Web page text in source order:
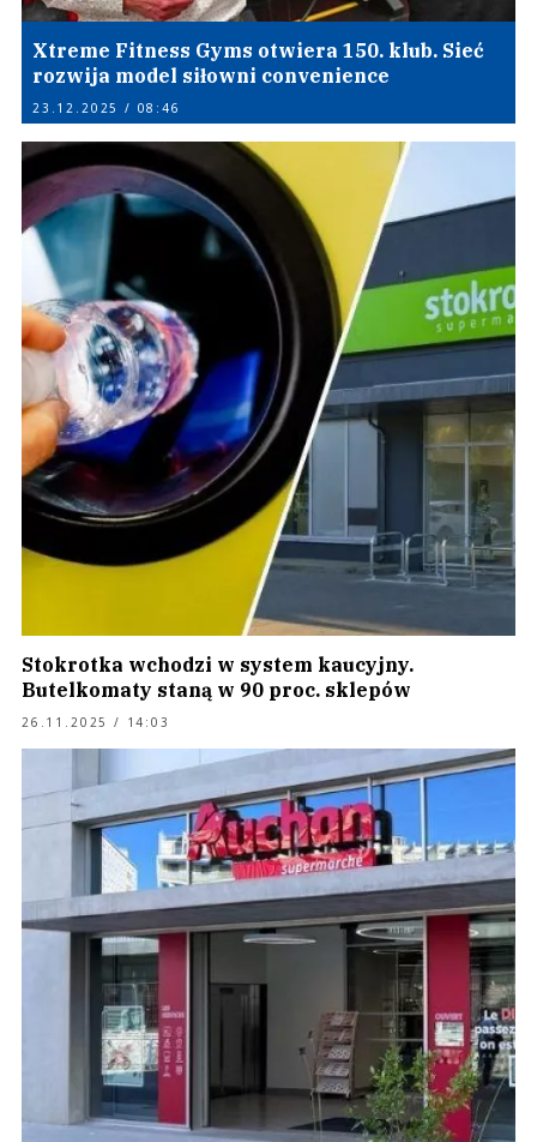
Xtreme Fitness Gyms otwiera 150. klub. Sieć
rozwija model siłowni convenience
23.12.2025 / 08:46
Stokrotka wchodzi w system kaucyjny.
Butelkomaty staną w 90 proc. sklepów
26.11.2025 / 14:03